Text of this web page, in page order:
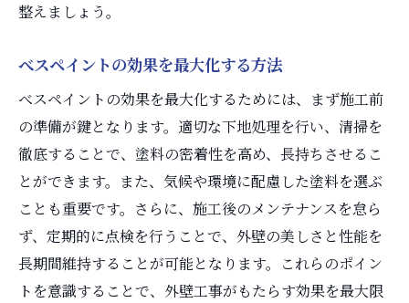
整えましょう。
べスペイントの効果を最大化する方法
べスペイントの効果を最大化するためには、まず施工前
の準備が鍵となります。適切な下地処理を行い、清掃を
徹底することで、塗料の密着性を高め、長持ちさせるこ
とができます。また、気候や環境に配慮した塗料を選ぶ
ことも重要です。さらに、施工後のメンテナンスを怠ら
ず、定期的に点検を行うことで、外壁の美しさと性能を
長期間維持することが可能となります。これらのポイン
トを意識することで、外壁工事がもたらす効果を最大限